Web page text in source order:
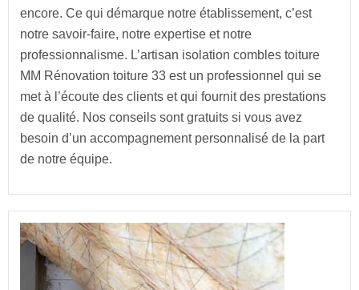
encore. Ce qui démarque notre établissement, c’est
notre savoir-faire, notre expertise et notre
professionnalisme. L’artisan isolation combles toiture
MM Rénovation toiture 33 est un professionnel qui se
met à l’écoute des clients et qui fournit des prestations
de qualité. Nos conseils sont gratuits si vous avez
besoin d’un accompagnement personnalisé de la part
de notre équipe.